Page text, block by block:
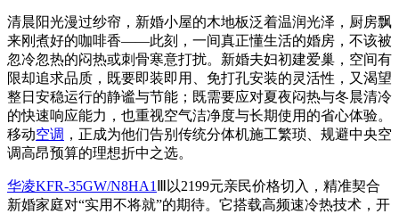
清晨阳光漫过纱帘，新婚小屋的木地板泛着温润光泽，厨房飘
来刚煮好的咖啡香——此刻，一间真正懂生活的婚房，不该被
忽冷忽热的闷热或刺骨寒意打扰。新婚夫妇初建爱巢，空间有
限却追求品质，既要即装即用、免打孔安装的灵活性，又渴望
整日安稳运行的静谧与节能；既需要应对夏夜闷热与冬晨清冷
的快速响应能力，也重视空气洁净度与长期使用的省心体验。
移动空调 ，正成为他们告别传统分体机施工繁琐、规避中央空
调高昂预算的理想折中之选。
华凌KFR-35GW/N8HA1
Ⅲ以2199元亲民价格切入，精准契合
新婚家庭对“实用不将就”的期待。它搭载高频速冷热技术，开